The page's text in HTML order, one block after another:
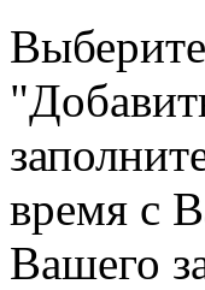
время с
Вашего